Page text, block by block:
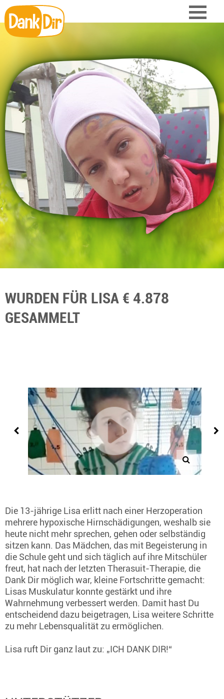
WURDEN FÜR LISA € 4.878
GESAMMELT
Die 13-jährige Lisa erlitt nach einer Herzoperation
mehrere hypoxische Hirnschädigungen, weshalb sie
heute nicht mehr sprechen, gehen oder selbständig
sitzen kann. Das Mädchen, das mit Begeisterung in
die Schule geht und sich täglich auf ihre Mitschüler
freut, hat nach der letzten Therasuit-Therapie, die
Dank Dir möglich war, kleine Fortschritte gemacht:
Lisas Muskulatur konnte gestärkt und ihre
Wahrnehmung verbessert werden. Damit hast Du
entscheidend dazu beigetragen, Lisa weitere Schritte
zu mehr Lebensqualität zu ermöglichen.
Lisa ruft Dir ganz laut zu: „ICH DANK DIR!“